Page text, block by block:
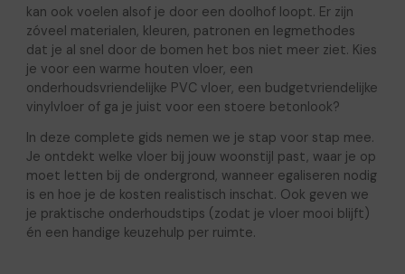
kan ook voelen alsof je door een doolhof loopt. Er zijn
zóveel materialen, kleuren, patronen en legmethodes
dat je al snel door de bomen het bos niet meer ziet. Kies
je voor een warme houten vloer, een
onderhoudsvriendelijke PVC vloer, een budgetvriendelijke
vinylvloer of ga je juist voor een stoere betonlook?
In deze complete gids nemen we je stap voor stap mee.
Je ontdekt welke vloer bij jouw woonstijl past, waar je op
moet letten bij de ondergrond, wanneer egaliseren nodig
is en hoe je de kosten realistisch inschat. Ook geven we
je praktische onderhoudstips (zodat je vloer mooi blijft)
én een handige keuzehulp per ruimte.